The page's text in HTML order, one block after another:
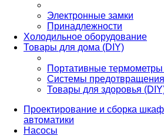
Электронные замки
Принадлежности
Холодильное оборудование
Товары для дома (DIY)
Портативные
Системы
Товары для здоровья
Проектирование и сборка
автоматики
Насосы